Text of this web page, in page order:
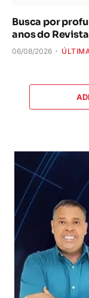
Busca por
anos do
06/08/2026